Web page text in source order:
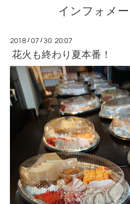
インフォメ
2018 /07 /30 20:07
花火も終わり夏本番！